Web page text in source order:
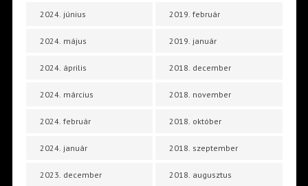
2024. június
2024. május
2024. április
2024. március
2024. február
2024. január
2023. december
2019. február
2019. január
2018. december
2018. november
2018. október
2018. szeptember
2018. augusztus